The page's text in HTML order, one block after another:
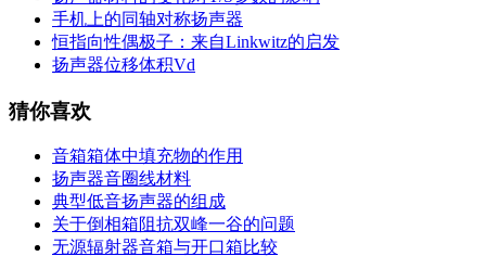
手机上的同轴对称扬声器
恒指向性偶极子：来自Linkwitz的启发
扬声器位移体积Vd
猜你喜欢
音箱箱体中填充物的作用
扬声器音圈线材料
典型低音扬声器的组成
关于倒相箱阻抗双峰一谷的问题
无源辐射器音箱与开口箱比较